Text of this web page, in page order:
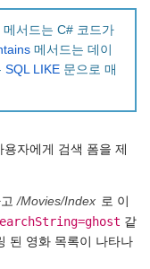
메서드는 C# 코드가
메서드는 데이
SQL LIKE 문으로 매
자에게 검색 폼을 제
/Movies/Index 로 이
같
된 영화 목록이 나타나